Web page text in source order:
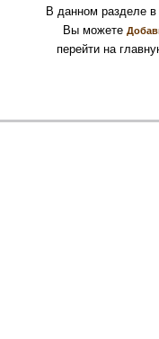
В данном разделе
Вы можете
перейти на